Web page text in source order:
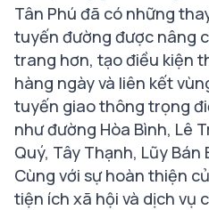
Tân Phú đã có những
tuyến đường được nâng
trang hơn, tạo điều kiện
hàng ngày và liên kết
tuyến giao thông trọng
như đường Hòa Bình, Lê
Quý, Tây Thạnh, Lũy Bán
Cùng với sự hoàn thiện
tiện ích xã hội và dịch vụ